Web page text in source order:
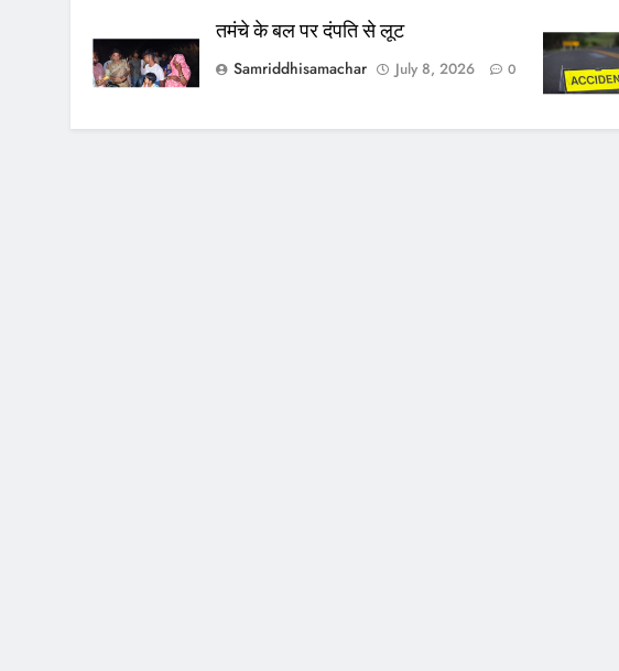
तमंचे के बल पर दंपति से लूट
Samriddhisamachar
July 8, 2026 0